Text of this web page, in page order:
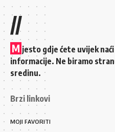
//
M jesto gdje ćete uvijek
informacije. Ne biramo
sredinu.
Brzi linkovi
MOJI FAVORITI